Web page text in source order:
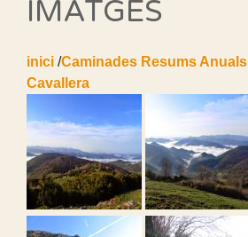
IMATGES
inici /Caminades Resums Anuals
Cavallera